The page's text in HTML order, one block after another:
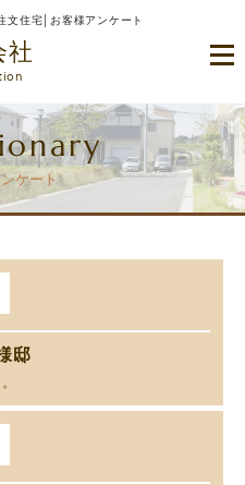
文住宅│お客様アンケート
社
ケート
邸